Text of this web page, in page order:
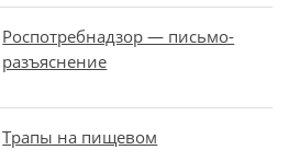
Роспотребнадзор — письмо-
разъяснение
Трапы на пищевом